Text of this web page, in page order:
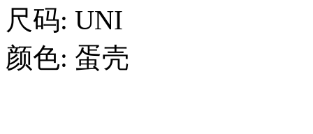
尺码: UNI
颜色: 蛋壳